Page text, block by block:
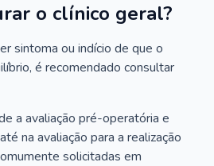
o clínico geral?
sintoma ou indício de que o
é recomendado consultar
a avaliação pré-operatória e
na avaliação para a realização
solicitadas em